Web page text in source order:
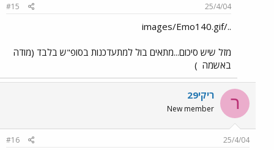
25/4/04
#15
../images/Emo140.gif
מזל שיש סיכום...מתאים בול למתעדכנות בסופ"ש בלבד (מודה
באשמה )
ר ריקי29
New member
25/4/04
#16